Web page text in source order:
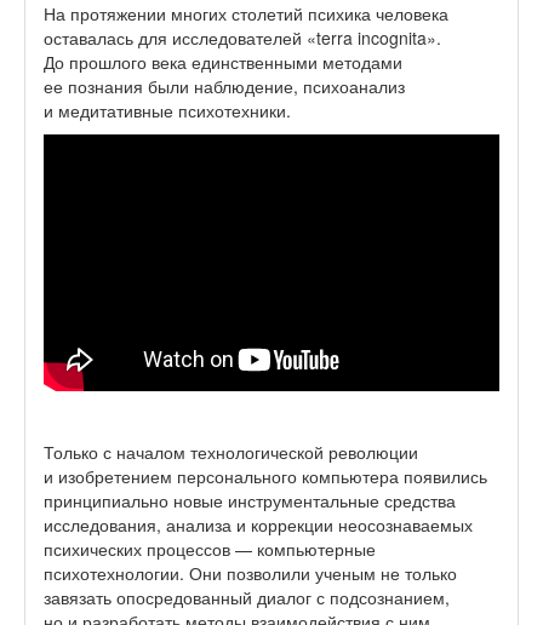
На протяжении многих столетий психика человека
оставалась для исследователей «terra incognita».
До прошлого века единственными методами
ее познания были наблюдение, психоанализ
и медитативные психотехники.
Только с началом технологической революции
и изобретением персонального компьютера появились
принципиально новые инструментальные средства
исследования, анализа и коррекции неосознаваемых
психических процессов — компьютерные
психотехнологии. Они позволили ученым не только
завязать опосредованный диалог с подсознанием,